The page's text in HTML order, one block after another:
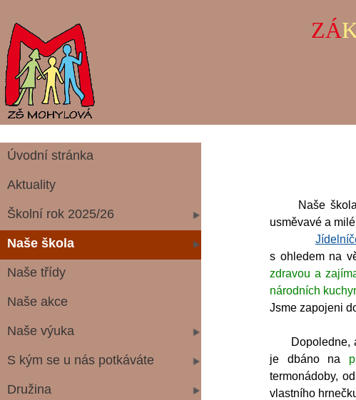
ZÁ
Úvodní stránka
Aktuality
Školní rok 2025/26
Naše škola
Naše třídy
Naše akce
Naše výuka
S kým se u nás potkáváte
Družina
Naše
usměvavé a
s ohledem na
zdravou a
národních
Jsme zapojeni
Dopoledne,
je dbáno na
termonádoby,
vlastního